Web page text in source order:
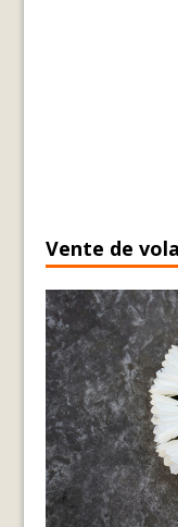
Vente de